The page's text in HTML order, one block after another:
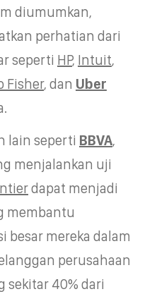
diumumkan,
perhatian dari
seperti HP, Intuit,
Fisher, dan Uber
lain seperti BBVA,
menjalankan uji
dapat menjadi
membantu
besar mereka dalam
perusahaan
sekitar 40% dari